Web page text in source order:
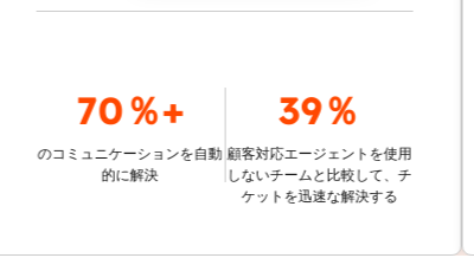
70％+
のコミュニケーションを自動
的に解決
39％
顧客対応エージェントを使用
しないチームと比較して、チ
ケットを迅速な解決する